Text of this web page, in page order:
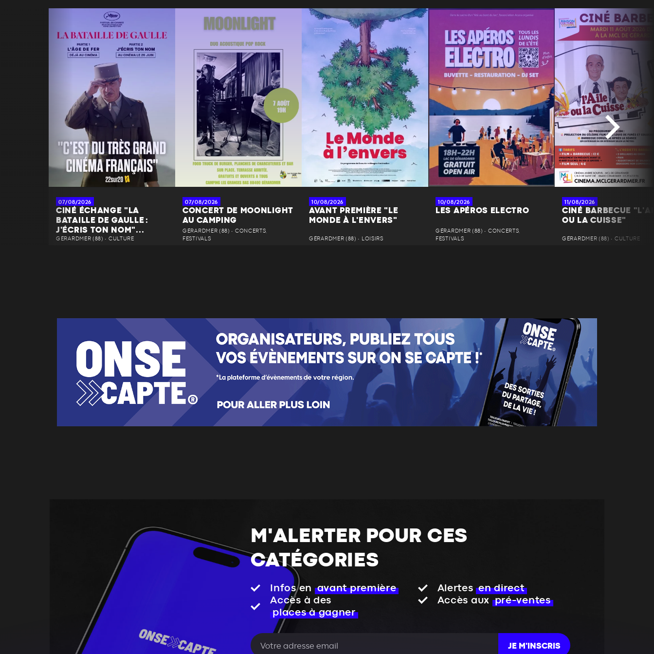
07/08/2026
CINÉ ÉCHANGE "LA
BATAILLE DE GAULLE :
J'ÉCRIS TON NOM"...
GÉRARDMER (88) • CULTURE
07/08/2026
CONCERT DE MOONLIGHT
AU CAMPING
GÉRARDMER (88) • CONCERTS,
FESTIVALS
10/08/2026
AVANT PREMIÈRE "LE
MONDE À L'ENVERS"
GÉRARDMER (88) • LOISIRS
10/08/2026
LES APÉROS ELECTRO
GÉRARDMER (88) • CONCERTS,
FESTIVALS
11/08/2026
CINÉ BARBECUE
OU LA CUISSE"
GÉRARDMER (88) • CULTURE
M'ALERTER POUR CES
CATÉGORIES
Infos en avant première Alertes en direct
Accès à des
places à gagner
Accès aux pré-ventes
JE M'INSCRIS